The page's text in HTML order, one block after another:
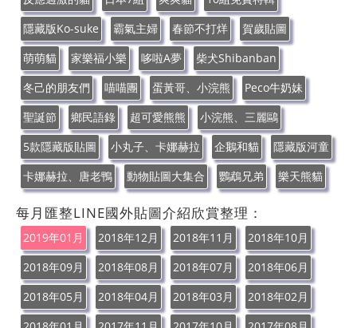
隱藏版Ko-suke
霸氣主婦 春節不打烊
賀歲貼圖
萌萌貓
家樂福小樂 哆啦A夢
柴犬Shibanban
冬己的朋友們
喵喵團 蛋黃哥、小浣熊
Peco牛奶妹
聖誕節
鄉民語錄 超可愛熊熊
小浣熊、三麗鷗
5款隱藏版貼圖
小丸子、卡娜赫拉 企鵝和貓
隱藏版河童
卡娜赫拉、唐老鴨
動物貼圖大集合 鸚鵡兄弟 樂天熊貓
每月匯整LINE國外貼圖介紹欣賞整理：
2019年01月 2018年12月 2018年11月
2018年10月
2018年09月
2018年08月 2018年07月
2018年06月
2018年05月
2018年04月 2018年03月
2018年02月